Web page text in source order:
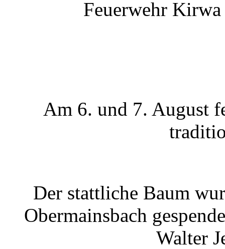
Feuerwehr
Am 6. und 7. August
Der stattliche Baum
Obermainsbach
Walter